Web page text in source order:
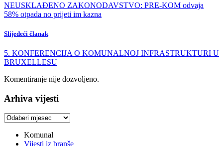
NEUSKLAĐENO ZAKONODAVSTVO: PRE-KOM odvaja
58% otpada no prijeti im kazna
Slijedeći članak
5. KONFERENCIJA O KOMUNALNOJ INFRASTRUKTURI U
BRUXELLESU
Komentiranje nije dozvoljeno.
Arhiva vijesti
Arhiva
Komunal
Vijesti iz branše